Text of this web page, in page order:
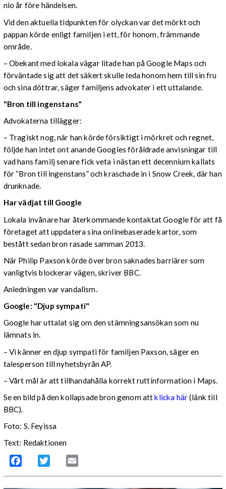
nio år före händelsen.
Vid den aktuella tidpunkten för olyckan var det mörkt och
pappan körde enligt familjen i ett, för honom, främmande
område.
– Obekant med lokala vägar litade han på Google Maps och
förväntade sig att det säkert skulle leda honom hem till sin fru
och sina döttrar, säger familjens advokater i ett uttalande.
"Bron till ingenstans"
Advokaterna tillägger:
– Tragiskt nog, när han körde försiktigt i mörkret och regnet,
följde han intet ont anande Googles föråldrade anvisningar till
vad hans familj senare fick veta i nästan ett decennium kallats
för “Bron till ingenstans” och kraschade in i Snow Creek, där han
drunknade.
Har vädjat till Google
Lokala invånare har återkommande kontaktat Google för att få
företaget att uppdatera sina onlinebaserade kartor, som
bestått sedan bron rasade samman 2013.
När Philip Paxson körde över bron saknades barriärer som
vanligtvis blockerar vägen, skriver BBC.
Anledningen var vandalism.
Google: "Djup sympati"
Google har uttalat sig om den stämningsansökan som nu
lämnats in.
– Vi känner en djup sympati för familjen Paxson, säger en
talesperson till nyhetsbyrån AP.
– Vårt mål är att tillhandahålla korrekt ruttinformation i Maps.
Se en bild på den kollapsade bron genom attklicka här(länk till
BBC).
Foto: S. Feyissa
Text: Redaktionen
Facebook Twitter